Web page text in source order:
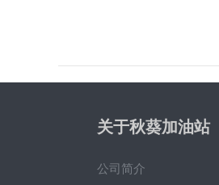
关于秋葵加油站
公司简介